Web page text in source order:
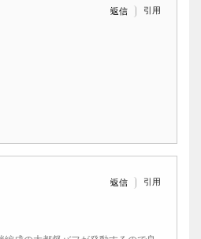
返信 引用
返信 引用